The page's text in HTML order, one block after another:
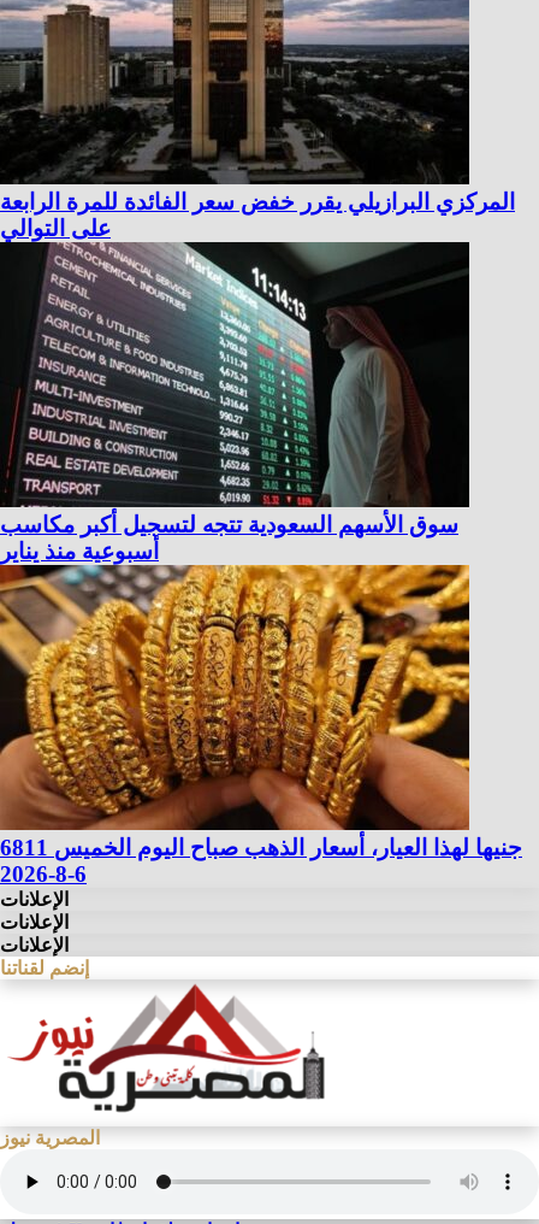
المركزي البرازيلي يقرر خفض سعر الفائدة للمرة الرابعة
على التوالي
سوق الأسهم السعودية تتجه لتسجيل أكبر مكاسب
أسبوعية منذ يناير
6811 جنيها لهذا العيار، أسعار الذهب صباح اليوم الخميس
6-8-2026
الإعلانات
الإعلانات
الإعلانات
إنضم لقناتنا
المصرية نيوز